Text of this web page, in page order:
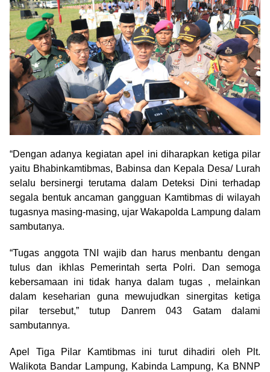
“Dengan adanya kegiatan apel ini diharapkan ketiga pilar
yaitu Bhabinkamtibmas, Babinsa dan Kepala Desa/ Lurah
selalu bersinergi terutama dalam Deteksi Dini terhadap
segala bentuk ancaman gangguan Kamtibmas di wilayah
tugasnya masing-masing, ujar Wakapolda Lampung dalam
sambutanya.
“Tugas anggota TNI wajib dan harus menbantu dengan
tulus dan ikhlas Pemerintah serta Polri. Dan semoga
kebersamaan ini tidak hanya dalam tugas , melainkan
dalam keseharian guna mewujudkan sinergitas ketiga
pilar tersebut,” tutup Danrem 043 Gatam dalami
sambutannya.
Apel Tiga Pilar Kamtibmas ini turut dihadiri oleh Plt.
Walikota Bandar Lampung, Kabinda Lampung, Ka BNNP